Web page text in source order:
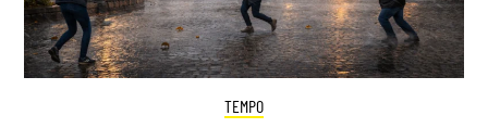
TEMPO